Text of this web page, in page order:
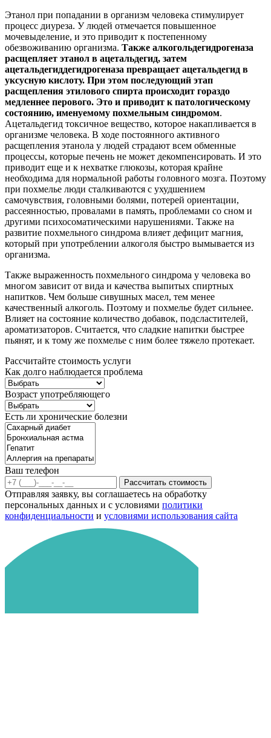
Этанол при попадании в организм человека стимулирует
процесс диуреза. У людей отмечается повышенное
мочевыделение, и это приводит к постепенному
обезвоживанию организма. Также алкогольдегидрогеназа
расщепляет этанол в ацетальдегид, затем
ацетальдегиддегидрогеназа превращает ацетальдегид в
уксусную кислоту. При этом последующий этап
расщепления этилового спирта происходит гораздо
медленнее перового. Это и приводит к патологическому
состоянию, именуемому похмельным синдромом.
Ацетальдегид токсичное вещество, которое накапливается в
организме человека. В ходе постоянного активного
расщепления этанола у людей страдают всем обменные
процессы, которые печень не может декомпенсировать. И это
приводит еще и к нехватке глюкозы, которая крайне
необходима для нормальной работы головного мозга. Поэтому
при похмелье люди сталкиваются с ухудшением
самочувствия, головными болями, потерей ориентации,
рассеянностью, провалами в память, проблемами со сном и
другими психосоматическими нарушениями. Также на
развитие похмельного синдрома влияет дефицит магния,
который при употреблении алкоголя быстро вымывается из
организма.
Также выраженность похмельного синдрома у человека во
многом зависит от вида и качества выпитых спиртных
напитков. Чем больше сивушных масел, тем менее
качественный алкоголь. Поэтому и похмелье будет сильнее.
Влияет на состояние количество добавок, подсластителей,
ароматизаторов. Считается, что сладкие напитки быстрее
пьянят, и к тому же похмелье с ним более тяжело протекает.
Рассчитайте стоимость услуги
Как долго наблюдается проблема
Возраст употребляющего
Есть ли хронические болезни
Ваш телефон
Рассчитать стоимость
Отправляя заявку, вы соглашаетесь на обработку
персональных данных и с условиями политики
конфиденциальности и условиями использования сайта